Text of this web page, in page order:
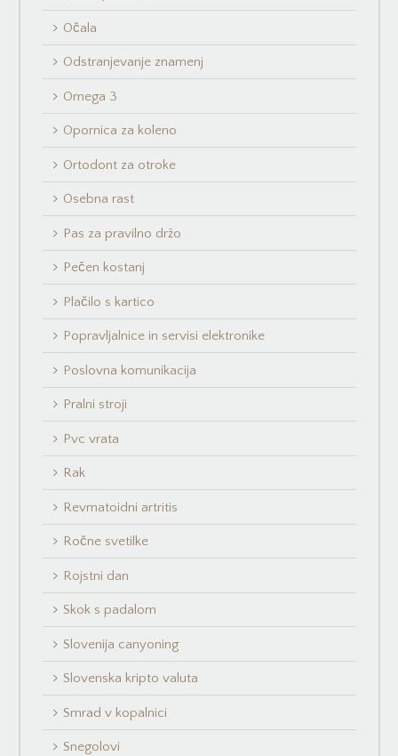
Očala
Odstranjevanje znamenj
Omega 3
Opornica za koleno
Ortodont za otroke
Osebna rast
Pas za pravilno držo
Pečen kostanj
Plačilo s kartico
Popravljalnice in servisi elektronike
Poslovna komunikacija
Pralni stroji
Pvc vrata
Rak
Revmatoidni artritis
Ročne svetilke
Rojstni dan
Skok s padalom
Slovenija canyoning
Slovenska kripto valuta
Smrad v kopalnici
Snegolovi